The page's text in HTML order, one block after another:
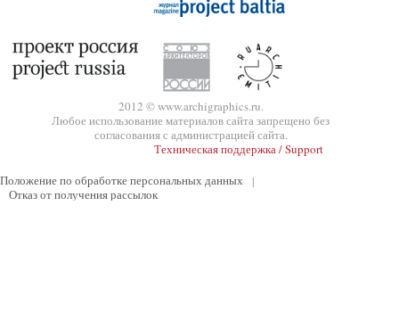
2012 © www.archigraphics.ru.
Любое использование материалов сайта запрещено без
согласования с администрацией сайта.
Техническая поддержка / Support
Положение по обработке персональных данных
|
Отказ от получения рассылок